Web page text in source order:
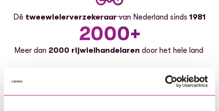
Dé tweewielerverzekeraarvan Nederland sinds 1981
2000+
Meer dan 2000 rijwielhandelaren door het hele land